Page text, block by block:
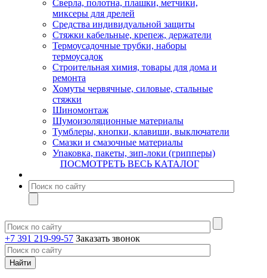
Сверла, полотна, плашки, метчики,
миксеры для дрелей
Средства индивидуальной защиты
Стяжки кабельные, крепеж, держатели
Термоусадочные трубки, наборы
термоусадок
Строительная химия, товары для дома и
ремонта
Хомуты червячные, силовые, стальные
стяжки
Шиномонтаж
Шумоизоляционные материалы
Тумблеры, кнопки, клавиши, выключатели
Смазки и смазочные материалы
Упаковка, пакеты, зип-локи (грипперы)
ПОСМОТРЕТЬ ВЕСЬ КАТАЛОГ
+7 391 219-99-57 Заказать звонок